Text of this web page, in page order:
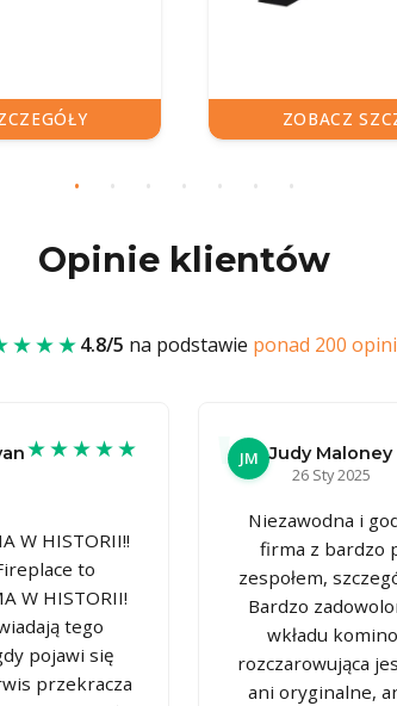
ZOBACZ
Opinie klientów
4.8/5 na podstawie ponad 200
★★★★★
W HISTORII!!
to
W HISTORII!
tego
pojawi się
przekracza
JM Judy Maloney
26 Sty 2025
Niezawodna i
firma z bardzo
zespołem,
Bardzo
wkładu
rozczarowująca
ani oryginalne,